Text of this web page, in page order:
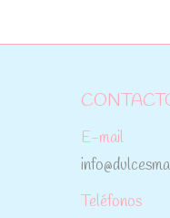
E-mail
Teléfonos